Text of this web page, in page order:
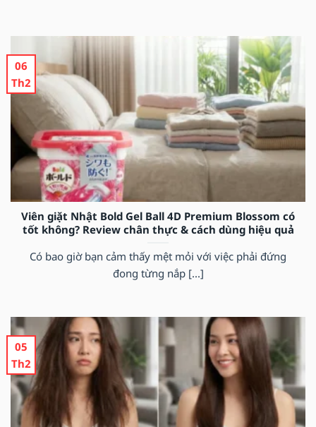
Viên giặt Nhật Bold Gel Ball 4D Premium Blossom có
tốt không? Review chân thực & cách dùng hiệu quả
Có bao giờ bạn cảm thấy mệt mỏi với việc phải đứng
đong từng nắp [...]
06
Th2
05
Th2